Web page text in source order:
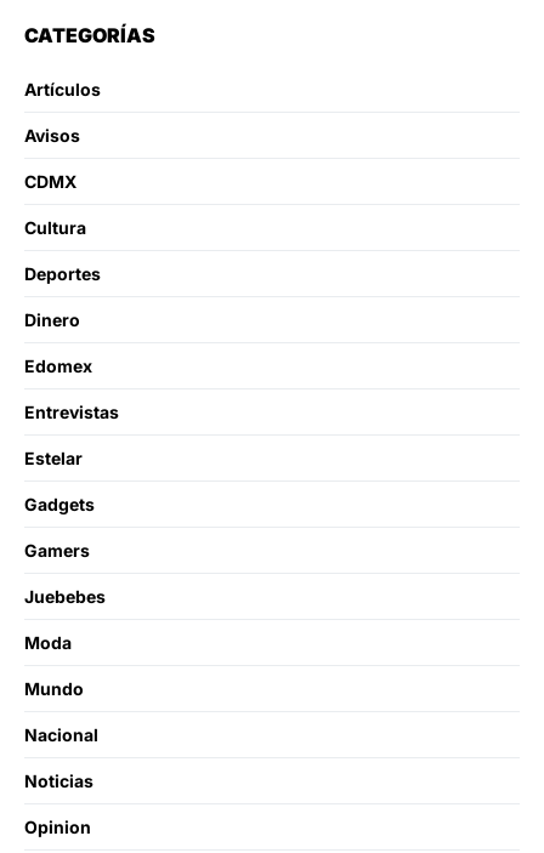
CATEGORÍAS
Artículos
Avisos
CDMX
Cultura
Deportes
Dinero
Edomex
Entrevistas
Estelar
Gadgets
Gamers
Juebebes
Moda
Mundo
Nacional
Noticias
Opinion